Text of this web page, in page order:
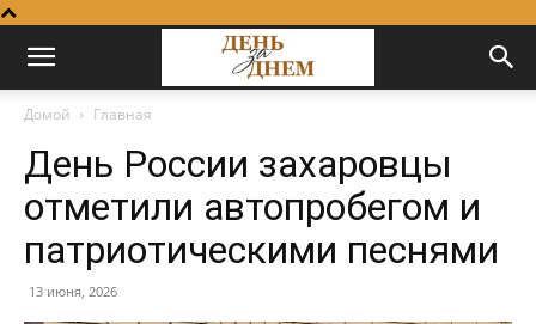
Домой Главная
День России захаровцы
отметили автопробегом и
патриотическими песнями
13 июня, 2026